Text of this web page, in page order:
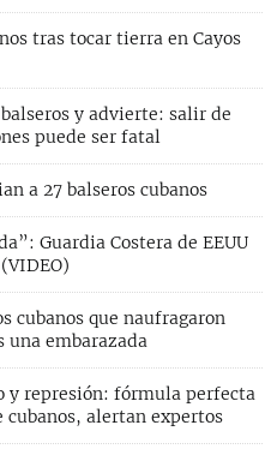
tras tocar tierra en Cayos
y advierte: salir de
puede ser fatal
a 27 balseros cubanos
Guardia Costera de EEUU
cubanos que naufragaron
una embarazada
y represión: fórmula perfecta
alertan expertos